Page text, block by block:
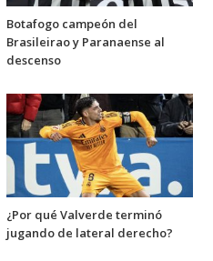
Botafogo campeón del
Brasileirao y Paranaense al
descenso
¿Por qué Valverde terminó
jugando de lateral derecho?